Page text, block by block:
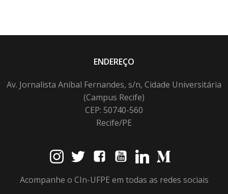
ENDEREÇO
Av. Jornalista Anibal Fernandes, s/n, Cidade Universitária
(Campus Recife)
CEP: 50740-560
Recife/PE
Acompanhe o CIn-UFPE em todas as redes sociais